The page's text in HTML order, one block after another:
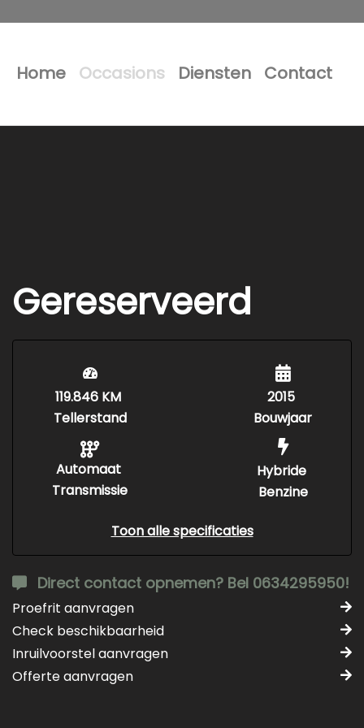
Home Occasions Diensten Contact
Gereserveerd
119.846 KM
Tellerstand
Automaat
Transmissie
2015
Bouwjaar
Hybride
Benzine
Toon alle specificaties
Direct contact opnemen? Bel 0634295950!
Proefrit aanvragen
Check beschikbaarheid
Inruilvoorstel aanvragen
Offerte aanvragen